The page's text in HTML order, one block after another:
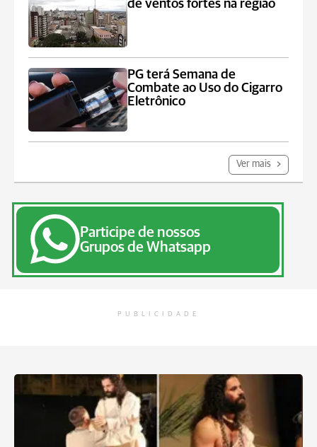
de ventos fortes na região
PG terá Semana de
Combate ao Uso do Cigarro
Eletrônico
Ver mais
Participe de nossos
Grupos de Whatsapp
PUBLICIDADE